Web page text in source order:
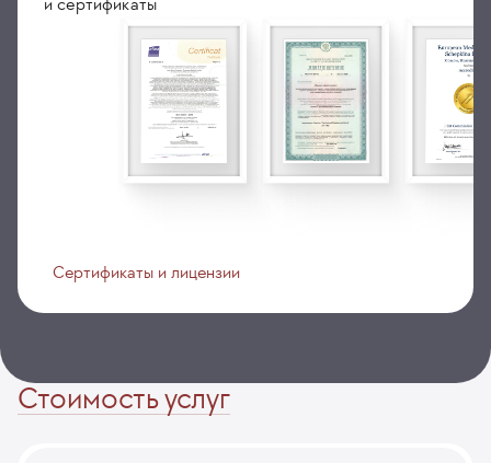
Сертификаты и лицензии
Стоимость услуг